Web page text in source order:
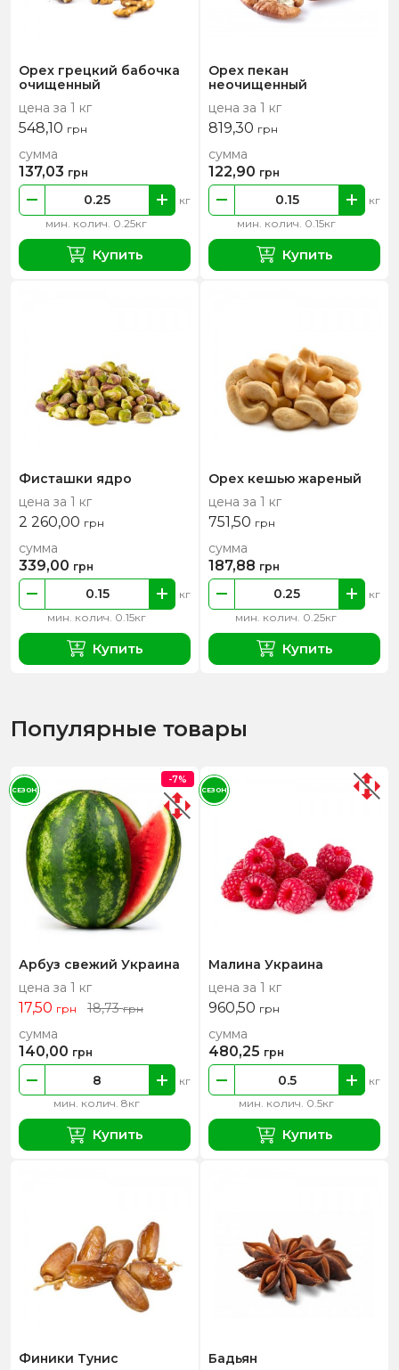
Орех грецкий бабочка
очищенный
цена за 1 кг
548,10 грн
мин. колич. 0.25кг
кг
сумма
137,03 грн
Купить
Орех пекан
неочищенный
цена за 1 кг
819,30 грн
мин. колич. 0.15кг
кг
сумма
122,90 грн
Купить
Фисташки ядро
цена за 1 кг
2 260,00 грн
мин. колич. 0.15кг
кг
сумма
339,00 грн
Купить
Орех кешью жареный
цена за 1 кг
751,50 грн
мин. колич. 0.25кг
кг
сумма
187,88 грн
Купить
Популярные товары
Арбуз свежий Украина
цена за 1 кг
17,50 грн 18,73грн
мин. колич. 8кг
кг
сумма
140,00 грн
Купить
-7%
СЕЗОН
Малина Украина
цена за 1 кг
960,50 грн
мин. колич. 0.5кг
кг
сумма
480,25 грн
Купить
СЕЗОН
Финики Тунис Бадьян